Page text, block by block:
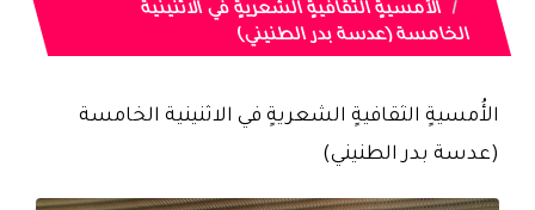
الأُمسيةٍ الثقافيةٍ الشعريةٍ في الاثنينية
الخامسة (عدسة بدر الطنيني)
الأُمسيةٍ الثقافيةٍ الشعريةٍ في الاثنينية الخامسة
(عدسة بدر الطنيني)